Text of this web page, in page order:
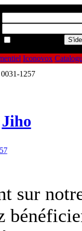
Iconovox
Jiho
sur